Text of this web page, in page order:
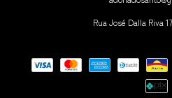
Rua José Dalla Riva